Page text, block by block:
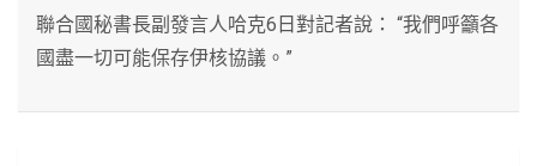
聯合國秘書長副發言人哈克6日對記者說： “我們呼籲各
國盡一切可能保存伊核協議。”